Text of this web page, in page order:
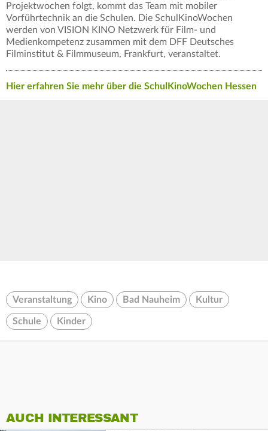
Projektwochen folgt, kommt das Team mit mobiler
Vorführtechnik an die Schulen. Die SchulKinoWochen
werden von VISION KINO Netzwerk für Film- und
Medienkompetenz zusammen mit dem DFF Deutsches
Filminstitut & Filmmuseum, Frankfurt, veranstaltet.
Hier erfahren Sie mehr über die SchulKinoWochen Hessen
Veranstaltung Kino Bad Nauheim Kultur
Schule Kinder
AUCH INTERESSANT